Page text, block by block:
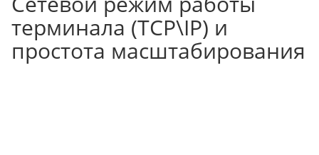
терминала (TCP\IP) и
простота масштабирования